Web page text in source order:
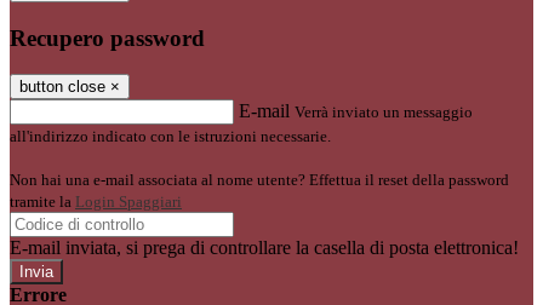
Recupero password
button close ×
E-mail Verrà inviato un messaggio
all'indirizzo indicato con le istruzioni necessarie.
Non hai una e-mail associata al nome utente? Effettua il reset della password
tramite la Login Spaggiari
E-mail inviata, si prega di controllare la casella di posta elettronica!
Errore